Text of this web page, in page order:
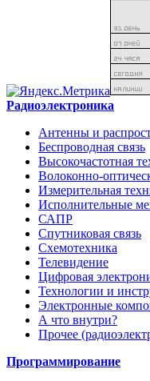
Радиоэлектроника
Антенны и
Беспроводная связь
Высокочастотная
Волоконно-
Измерительная
Исполнительные
САПР
Спутниковая связь
Схемотехника
Телевидение
Цифровая
Технологии и
Электронные
А что внутри?
Прочее
Программирование